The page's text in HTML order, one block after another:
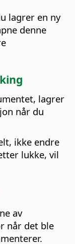
lagrer en ny
denne
lagrer
når du
ikke endre
lukke, vil
av
når det ble